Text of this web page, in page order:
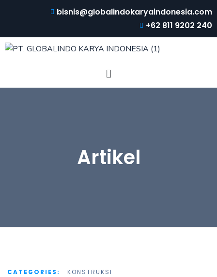
bisnis@globalindokaryaindonesia.com
+62 811 9202 240
Artikel
CATEGORIES: KONSTRUKSI